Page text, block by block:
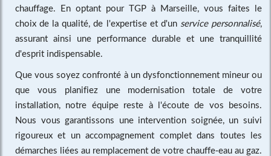
chauffage. En optant pour TGP à Marseille, vous faites le
choix de la qualité, de l'expertise et d'un service personnalisé,
assurant ainsi une performance durable et une tranquillité
d'esprit indispensable.
Que vous soyez confronté à un dysfonctionnement mineur ou
que vous planifiez une modernisation totale de votre
installation, notre équipe reste à l'écoute de vos besoins.
Nous vous garantissons une intervention soignée, un suivi
rigoureux et un accompagnement complet dans toutes les
démarches liées au remplacement de votre chauffe-eau au gaz.